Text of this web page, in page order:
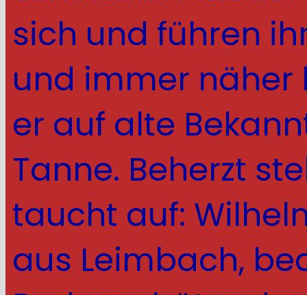
sich und führen
und immer näher
er auf alte
Tanne. Beherzt
taucht auf:
aus Leimbach,